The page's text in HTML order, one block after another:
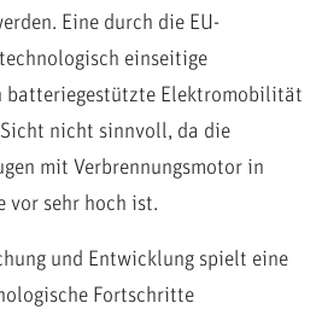
Eine durch die EU-
einseitige
batteriegestützte Elektromobilität
nicht sinnvoll, da die
mit Verbrennungsmotor in
vor sehr hoch ist.
und Entwicklung spielt eine
Fortschritte